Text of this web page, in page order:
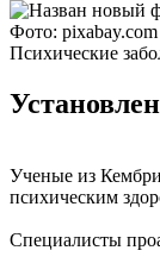
Фото: pixabay.com
Психические
Ученые из
психическим
Специалисты